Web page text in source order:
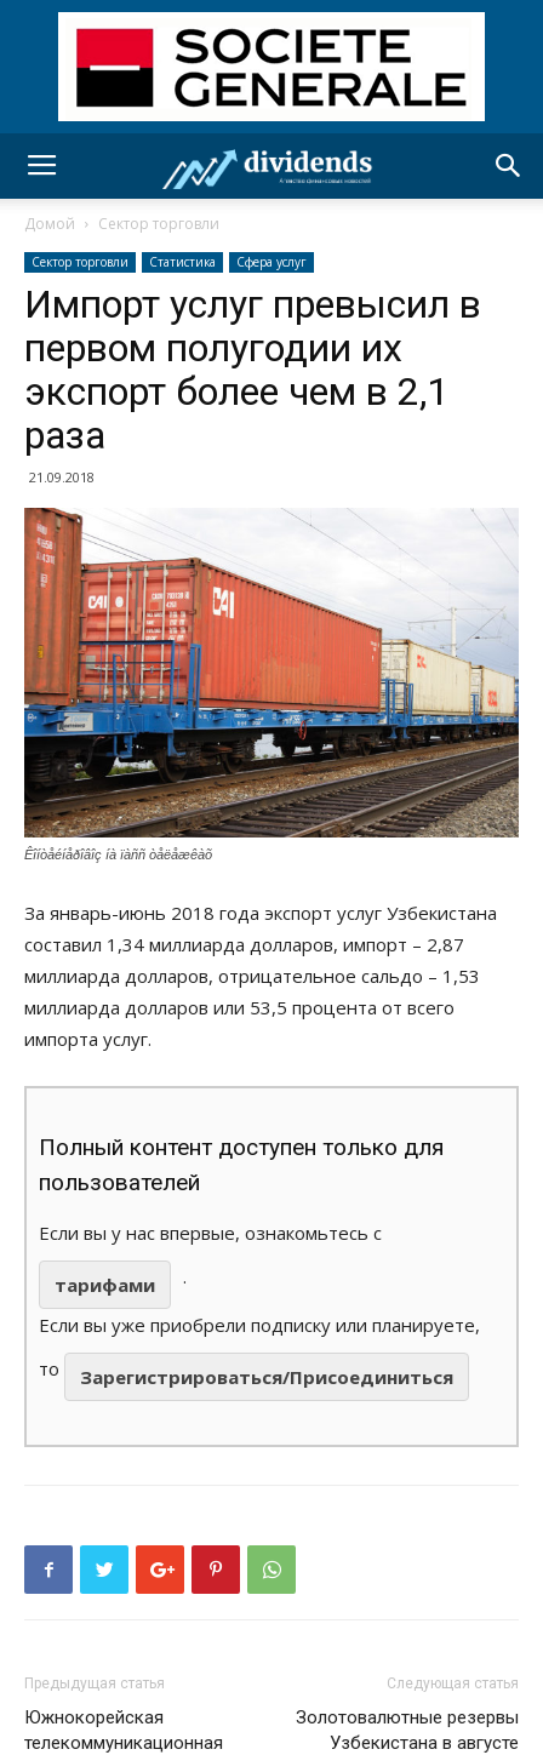
Домой Сектор торговли
Сектор торговли Статистика Сфера услуг
Импорт услуг превысил в
первом полугодии их
экспорт более чем в 2,1
раза
21.09.2018
Êîíòåéíåðîâîç íà ïàññ òåëåæêàõ
За январь-июнь 2018 года экспорт услуг Узбекистана
составил 1,34 миллиарда долларов, импорт – 2,87
миллиарда долларов, отрицательное сальдо – 1,53
миллиарда долларов или 53,5 процента от всего
импорта услуг.
Полный контент доступен только для
пользователей
Если вы у нас впервые, ознакомьтесь с
тарифами
.
Если вы уже приобрели подписку или планируете,
то
Зарегистрироваться/Присоединиться
Предыдущая статья
Южнокорейская
телекоммуникационная
Следующая статья
Золотовалютные резервы
Узбекистана в августе